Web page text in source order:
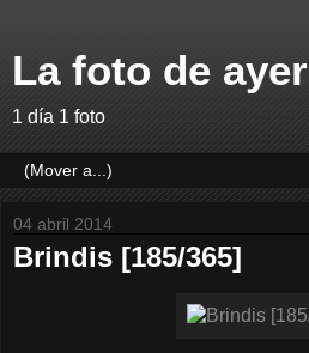
La foto de ayer
1 día 1 foto
04 abril 2014
Brindis [185/365]